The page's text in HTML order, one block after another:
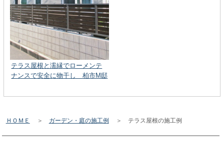
テラス屋根と濡縁でローメンテ
ナンスで安全に物干し 柏市M邸
ＨＯＭＥ ＞ ガーデン・庭の施工例 ＞ テラス屋根の施工例